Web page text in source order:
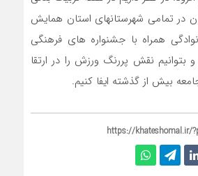
در تمامی شهرستانهای استان همایش
همراه با جشنواره های فرهنگی
و بتوانیم نقش پررنگ ورزش را در ارتقا
بیش از گذشته ایفا کنیم.
https://khateshomal.ir/